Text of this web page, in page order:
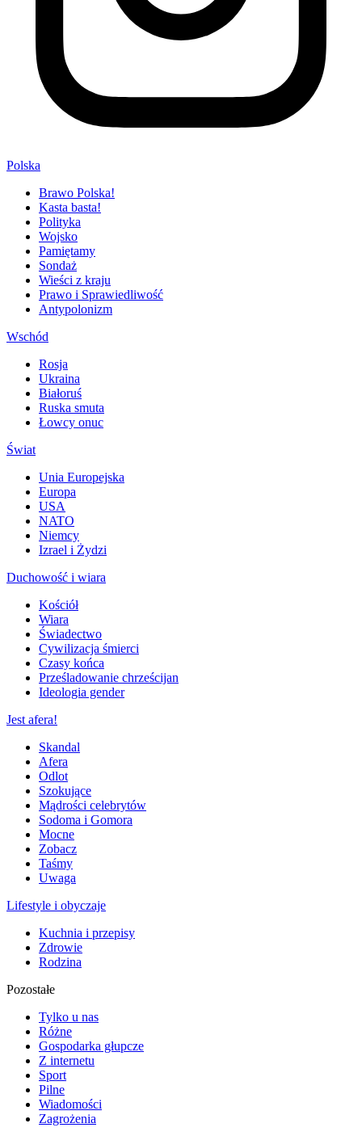
Polska
Brawo Polska!
Kasta basta!
Polityka
Wojsko
Pamiętamy
Sondaż
Wieści z kraju
Prawo i Sprawiedliwość
Antypolonizm
Wschód
Rosja
Ukraina
Białoruś
Ruska smuta
Łowcy onuc
Świat
Unia Europejska
Europa
USA
NATO
Niemcy
Izrael i Żydzi
Duchowość i wiara
Kościół
Wiara
Świadectwo
Cywilizacja śmierci
Czasy końca
Prześladowanie chrześcijan
Ideologia gender
Jest afera!
Skandal
Afera
Odlot
Szokujące
Mądrości celebrytów
Sodoma i Gomora
Mocne
Zobacz
Taśmy
Uwaga
Lifestyle i obyczaje
Kuchnia i przepisy
Zdrowie
Rodzina
Pozostałe
Tylko u nas
Różne
Gospodarka głupcze
Z internetu
Sport
Pilne
Wiadomości
Zagrożenia